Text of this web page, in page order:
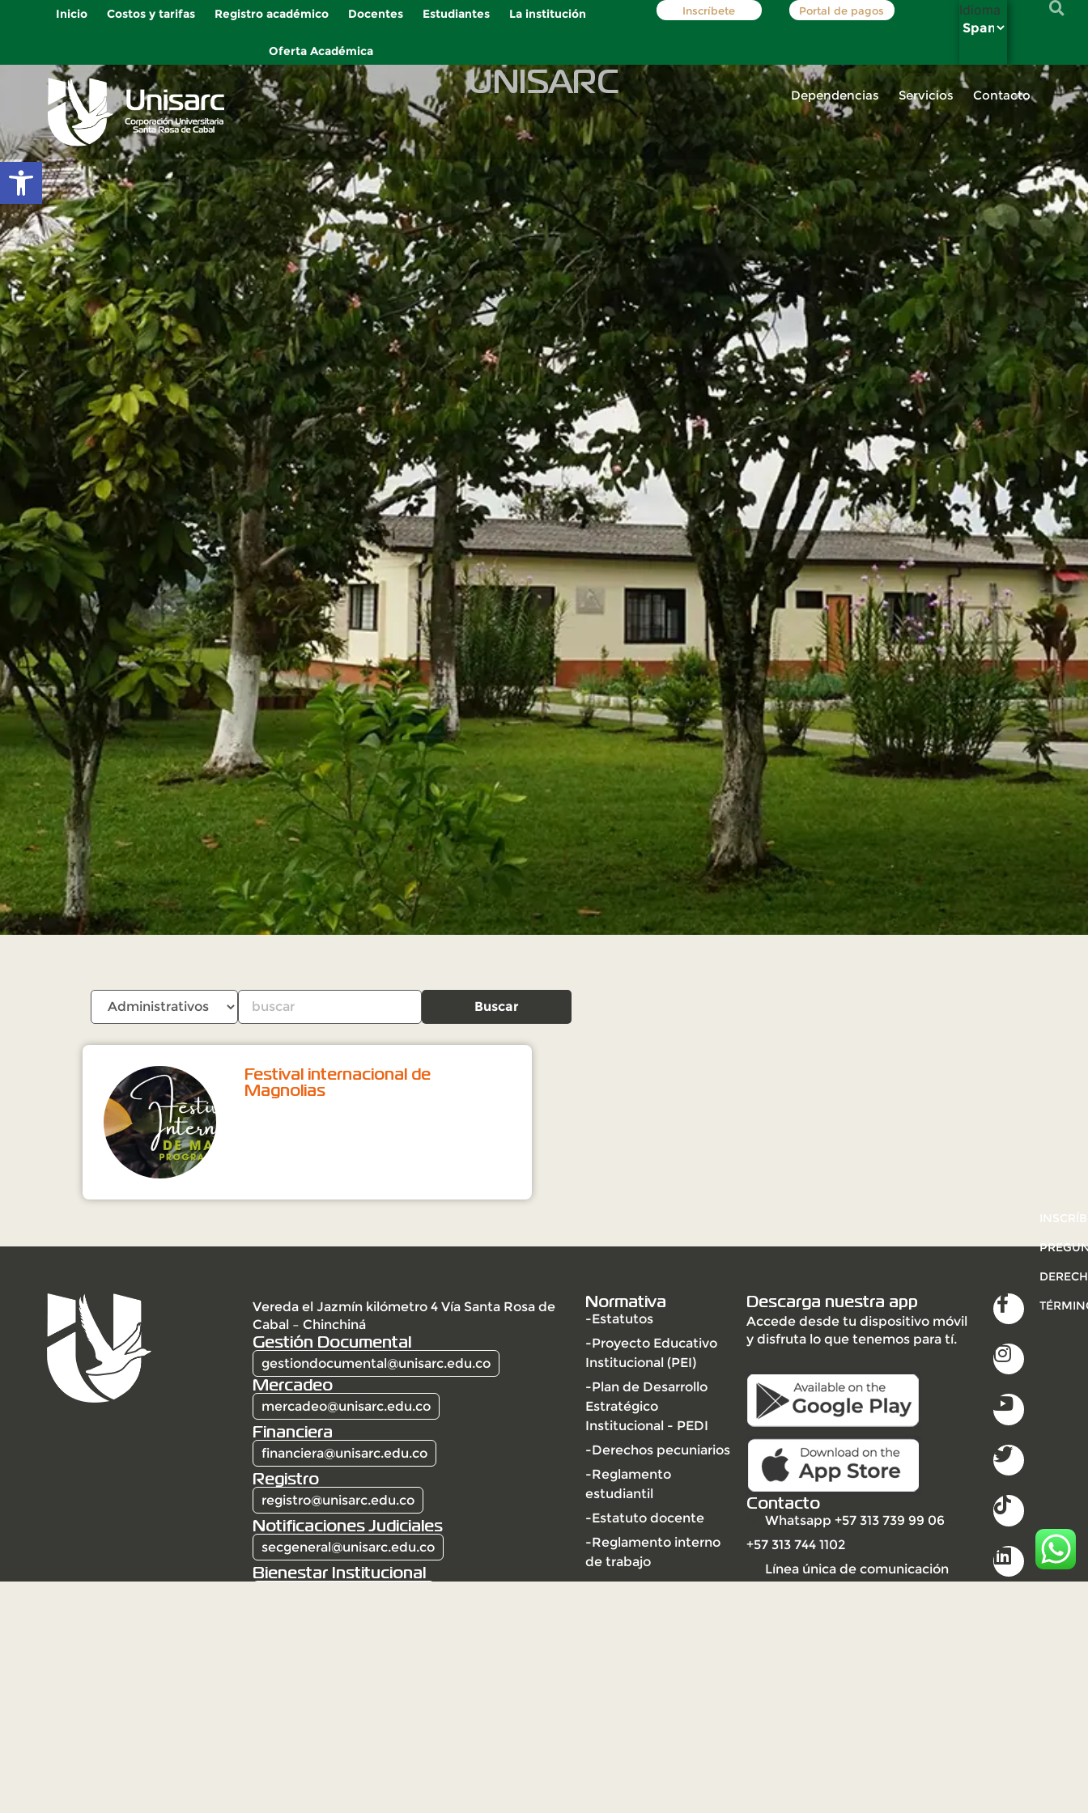
Abrir barra de herramientas
Inicio Costos y tarifas Registro académico Docentes Estudiantes La institución
Oferta Académica
Inscríbete Portal de pagos Idioma
Dependencias Servicios Contacto
UNISARC
Buscar
Festival internacional de
Magnolias
Vereda el Jazmín kilómetro 4 Vía Santa Rosa de
Cabal – Chinchiná
Gestión Documental
gestiondocumental@unisarc.edu.co
Mercadeo
mercadeo@unisarc.edu.co
Financiera
financiera@unisarc.edu.co
Registro
registro@unisarc.edu.co
Notificaciones Judiciales
secgeneral@unisarc.edu.co
Bienestar Institucional
Normativa
-Estatutos
-Proyecto Educativo
Institucional (PEI)
-Plan de Desarrollo
Estratégico
Institucional - PEDI
-Derechos pecuniarios
-Reglamento
estudiantil
-Estatuto docente
-Reglamento interno
de trabajo
Descarga nuestra app
Accede desde tu dispositivo móvil
y disfruta lo que tenemos para tí.
Contacto
Whatsapp +57 313 739 99 06
+57 313 744 1102
Línea única de comunicación